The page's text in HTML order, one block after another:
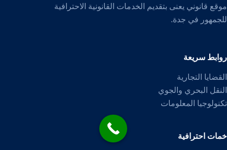
موقع قانوني يعنى بتقديم الخدمات القانونية الاحترافية
للجمهور في جدة.
روابط سريعة
القضايا التجارية
النقل البحري والجوي
تكنولوجيا المعلومات
خمات احترافية